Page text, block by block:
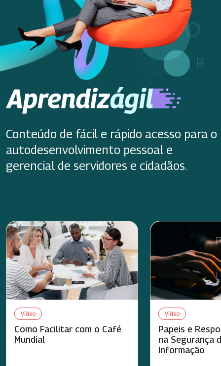
Conteúdo de fácil e rápido acesso para o
autodesenvolvimento pessoal e
gerencial de servidores e cidadãos.
Vídeo
Como Facilitar com o Café
Mundial
Vídeo
Papeis e
na Segurança
Informação